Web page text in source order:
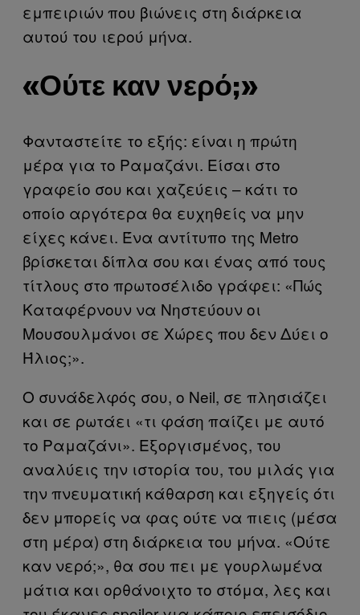
εμπειριών που βιώνεις στη διάρκεια
αυτού του ιερού μήνα.
«Ούτε καν νερό;»
Φανταστείτε το εξής: είναι η πρώτη
μέρα για το Ραμαζάνι. Είσαι στο
γραφείο σου και χαζεύεις – κάτι το
οποίο αργότερα θα ευχηθείς να μην
είχες κάνει. Ένα αντίτυπο της Metro
βρίσκεται δίπλα σου και ένας από τους
τίτλους στο πρωτοσέλιδο γράφει: «Πώς
Καταφέρνουν να Νηστεύουν οι
Μουσουλμάνοι σε Χώρες που δεν Δύει ο
Ήλιος;».
Ο συνάδελφός σου, ο Neil, σε πλησιάζει
και σε ρωτάει «τι φάση παίζει με αυτό
το Ραμαζάνι». Εξοργισμένος, του
αναλύεις την ιστορία του, του μιλάς για
την πνευματική κάθαρση και εξηγείς ότι
δεν μπορείς να φας ούτε να πιεις (μέσα
στη μέρα) στη διάρκεια του μήνα. «Ούτε
καν νερό;», θα σου πει με γουρλωμένα
μάτια και ορθάνοιχτο το στόμα, λες και